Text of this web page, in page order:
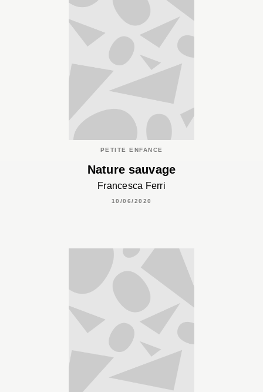
PETITE ENFANCE
Nature sauvage
Francesca Ferri
10/06/2020